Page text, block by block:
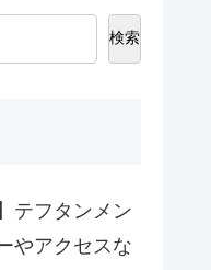
検索
テフタンメン
やアクセスな